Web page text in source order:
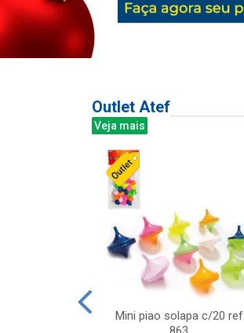
Outlet Atef
Veja mais
Mini piao solapa c/20 ref